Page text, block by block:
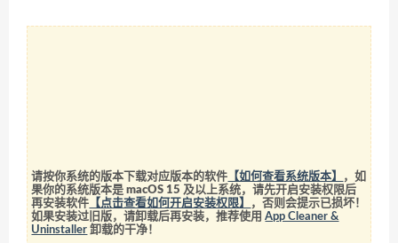
请按你系统的版本下载对应版本的软件 【如何查看系统版本】
，如
果你的系统版本是 macOS 15 及以上系统，请先开启安装权限后
再安装软件 【点击查看如何开启安装权限】
，否则会提示已损坏！
如果安装过旧版，请卸载后再安装，推荐使用App Cleaner &
Uninstaller 卸载的干净！